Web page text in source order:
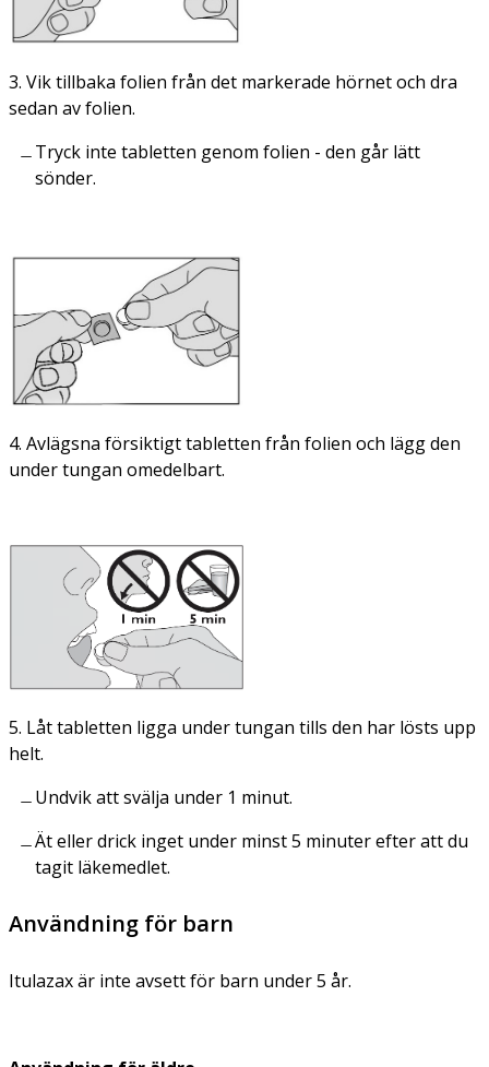
3. Vik tillbaka folien från det markerade hörnet och dra
sedan av folien.
Tryck inte tabletten genom folien - den går lätt
sönder.
4. Avlägsna försiktigt tabletten från folien och lägg den
under tungan omedelbart.
5. Låt tabletten ligga under tungan tills den har lösts upp
helt.
Undvik att svälja under 1 minut.
Ät eller drick inget under minst 5 minuter efter att du
tagit läkemedlet.
Användning för barn
Itulazax är inte avsett för barn under 5 år.